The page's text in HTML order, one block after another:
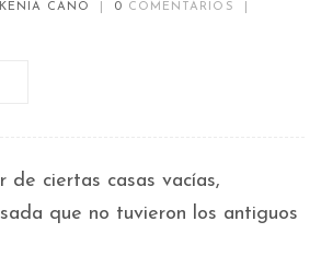
KENIA CANO 0 COMENTARIOS
de ciertas casas vacías,
que no tuvieron los antiguos